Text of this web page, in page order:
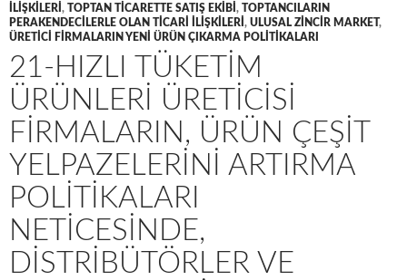
ILIŞKILERI , TOPTAN TICARETTE SATIŞ EKIBI , TOPTANCILARIN
PERAKENDECILERLE OLAN TICARI ILIŞKILERI , ULUSAL ZINCIR MARKET,
ÜRETICI FIRMALARIN YENI ÜRÜN ÇIKARMA POLITIKALARI
21-HIZLI TÜKETIM
ÜRÜNLERI ÜRETICISI
FIRMALARIN, ÜRÜN ÇEŞIT
YELPAZELERINI ARTIRMA
POLITIKALARI
NETICESINDE,
DISTRIBÜTÖRLER VE